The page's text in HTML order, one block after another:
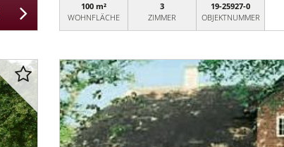
100 m²
WOHNFLÄCHE
3
ZIMMER
19-25927-0
OBJEKTNUMMER